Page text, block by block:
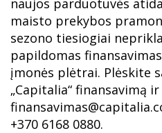
maisto prekybos
sezono tiesiogiai
papildomas
įmonės plėtrai. Plėskite
„Capitalia“ finansavimą
+370 6168 0880.